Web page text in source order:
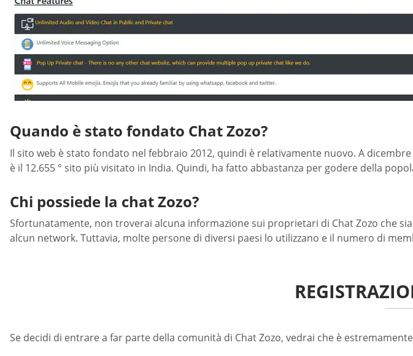
Quando è stato fondato Chat Zozo?
Il sito web è stato fondato nel febbraio 2012, quindi è relativamente nuovo. A
è il 12.655 ° sito più visitato in India. Quindi, ha fatto abbastanza per godere della
Chi possiede la chat Zozo?
Sfortunatamente, non troverai alcuna informazione sui proprietari di Chat Zozo che
alcun network. Tuttavia, molte persone di diversi paesi lo utilizzano e il numero di
Se decidi di entrare a far parte della comunità di Chat Zozo, vedrai che è